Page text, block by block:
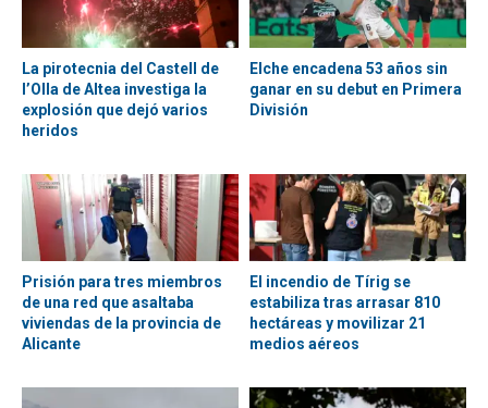
La pirotecnia del Castell de
l’Olla de Altea investiga la
explosión que dejó varios
heridos
Elche encadena 53 años sin
ganar en su debut en Primera
División
Prisión para tres miembros
de una red que asaltaba
viviendas de la provincia de
Alicante
El incendio de Tírig se
estabiliza tras arrasar 810
hectáreas y movilizar 21
medios aéreos